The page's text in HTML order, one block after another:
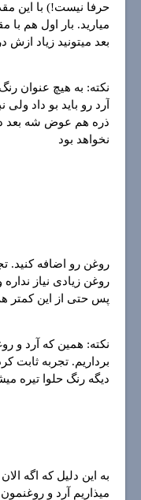
میارید. بار اول هم با
بعد میتونید زیاد
نکته: به هیچ عنوان
آرد رو باید بو داد
ذره هم عوض شه بعد
نخواهد بود
روغن رو اضافه کنید.
روغن زیادی نیاز
پس حتی از این کمتر
نکته: همین که آرد و
برداریم. تجربه ثابت
دیگه رنگ حلوا تیره میشه. از دید من
به این دلیل که اگه
میذاریم آرد و